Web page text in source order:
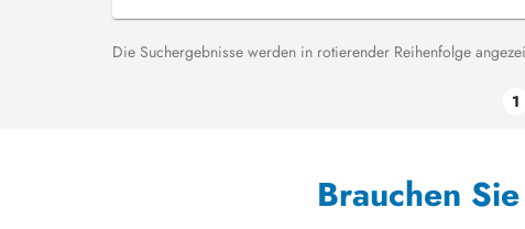
Die Suchergebnisse werden in rotierender Reihenfolge
1
Brauchen